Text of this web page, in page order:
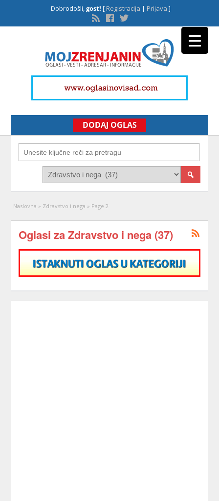
Dobrodošli,gost! [Registracija | Prijava ]
DODAJ OGLAS
Naslovna » Zdravstvo i nega » Page 2
Oglasi za Zdravstvo i nega (37)